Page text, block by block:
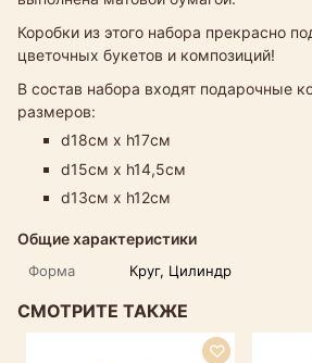
Коробки из этого набора прекрасно
цветочных букетов и композиций!
В состав набора входят подарочные
размеров:
d18см х h17см
d15см х h14,5см
d13см х h12см
Общие характеристики
Форма Круг, Цилиндр
СМОТРИТЕ ТАКЖЕ